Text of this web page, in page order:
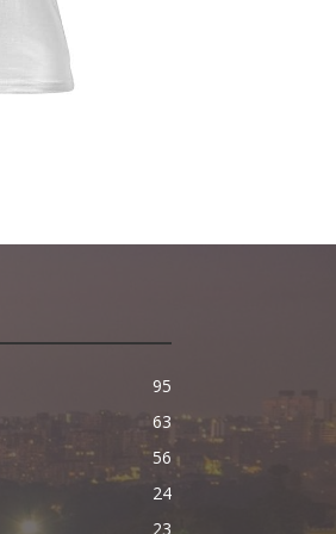
95
63
56
24
23